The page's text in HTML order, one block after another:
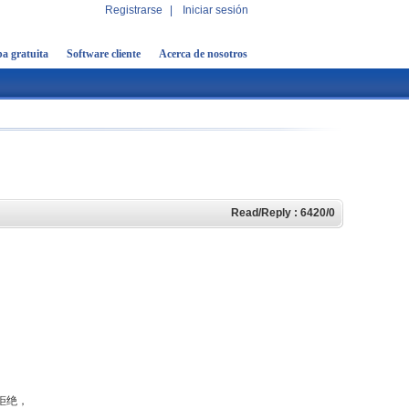
Registrarse Iniciar sesión
gratuita Software cliente Acerca de nosotros
Read/Reply : 6420/0
，